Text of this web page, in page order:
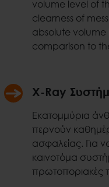
volume level of
clearness of
absolute
comparison to
X-Ray
Εκατομμύρια
περνούν
ασφαλείας. Για
καινοτόμα
πρωτοποριακές